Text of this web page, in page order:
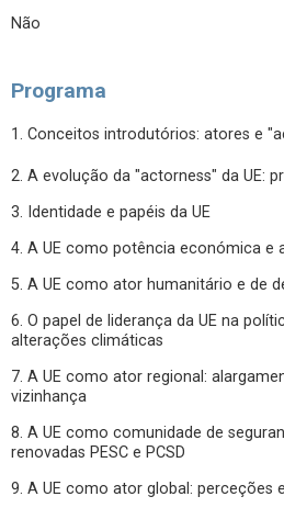
Não
Programa
1. Conceitos introdutórios: atores e
2. A evolução da "actorness" da UE:
3. Identidade e papéis da UE
4. A UE como potência económica e
5. A UE como ator humanitário e de
6. O papel de liderança da UE na
alterações climáticas
7. A UE como ator regional:
vizinhança
8. A UE como comunidade de
renovadas PESC e PCSD
9. A UE como ator global: perceções